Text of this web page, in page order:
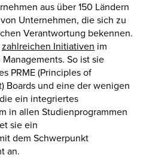
aus über 150 Ländern
Unternehmen, die sich zu
Verantwortung bekennen.
zahlreichen Initiativen im
So ist sie
PRME (Principles of
Boards und eine der wenigen
ein integriertes
in allen Studienprogrammen
sie ein
dem Schwerpunkt
an.